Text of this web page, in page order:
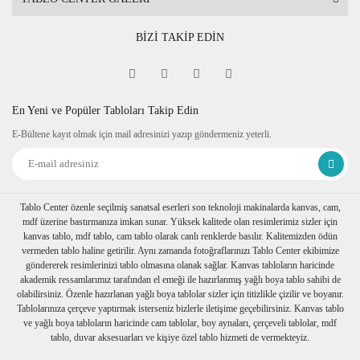
BİZİ TAKİP EDİN
En Yeni ve Popüler Tabloları Takip Edin
E-Bültene kayıt olmak için mail adresinizi yazıp göndermeniz yeterli.
Tablo Center özenle seçilmiş sanatsal eserleri son teknoloji makinalarda kanvas, cam,
mdf üzerine bastırmanıza imkan sunar. Yüksek kalitede olan resimlerimiz sizler için
kanvas tablo, mdf tablo, cam tablo olarak canlı renklerde basılır. Kalitemizden ödün
vermeden tablo haline getirilir. Aynı zamanda fotoğraflarınızı Tablo Center ekibimize
göndererek resimlerinizi tablo olmasına olanak sağlar. Kanvas tabloların haricinde
akademik ressamlarımız tarafından el emeği ile hazırlanmış yağlı boya tablo sahibi de
olabilirsiniz. Özenle hazırlanan yağlı boya tablolar sizler için titizlikle çizilir ve boyanır.
Tablolarınıza çerçeve yaptırmak isterseniz bizlerle iletişime geçebilirsiniz. Kanvas tablo
ve yağlı boya tabloların haricinde cam tablolar, boy aynaları, çerçeveli tablolar, mdf
tablo, duvar aksesuarları ve kişiye özel tablo hizmeti de vermekteyiz.